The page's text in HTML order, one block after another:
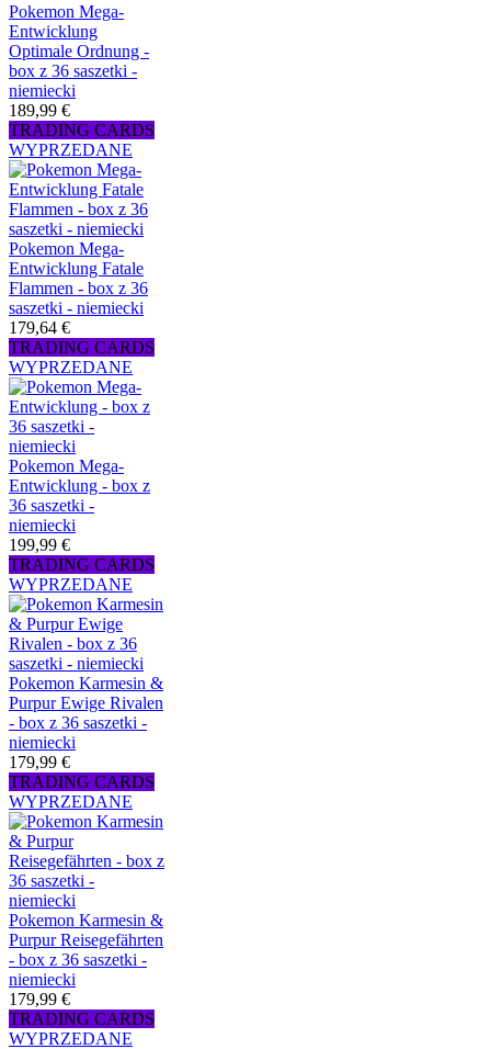
Pokemon Mega-
Entwicklung
Optimale Ordnung -
box z 36 saszetki -
niemiecki
189,99 €
TRADING CARDS
WYPRZEDANE
Pokemon Mega-
Entwicklung Fatale
Flammen - box z 36
saszetki - niemiecki
179,64 €
TRADING CARDS
WYPRZEDANE
Pokemon Mega-
Entwicklung - box z
36 saszetki -
niemiecki
199,99 €
TRADING CARDS
WYPRZEDANE
Pokemon Karmesin &
Purpur Ewige Rivalen
- box z 36 saszetki -
niemiecki
179,99 €
TRADING CARDS
WYPRZEDANE
Pokemon Karmesin &
Purpur Reisegefährten
- box z 36 saszetki -
niemiecki
179,99 €
TRADING CARDS
WYPRZEDANE